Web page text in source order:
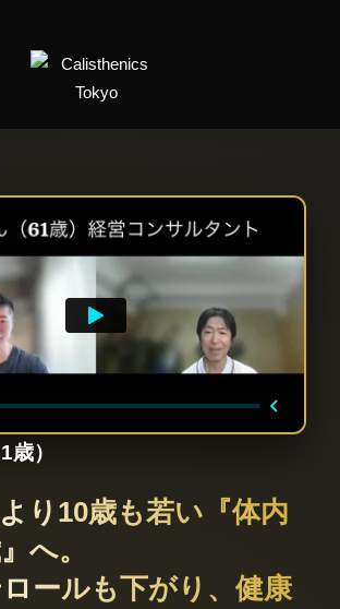
）
より10歳も若い『体内
へ。
ールも下がり、健康